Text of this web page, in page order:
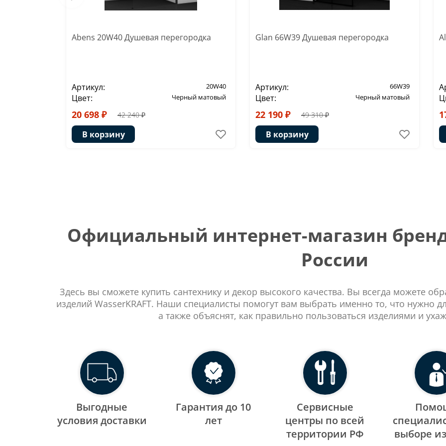
Abens 20W40 Душевая перегородка
Артикул: 20W40
Цвет: Черный матовый
20 698 ₽ 42 240 ₽
В корзину
Glan 66W39 Душевая перегородка
Артикул: 66W39
Цвет: Черный матовый
22 190 ₽ 49 310 ₽
В корзину
Официальный интернет-магазин
России
Здесь вы сможете купить сантехнику и декор высокого качества. Вы всегда можете
изделий WasserKRAFT. Наши специалисты помогут вам выбрать именно то, что нужно
а также объяснят, как правильно пользоваться изделиями и
Выгодные
уcловия доставки
Гарантия до 10
лет
Сервисные
центры по всей
территории РФ
выборе